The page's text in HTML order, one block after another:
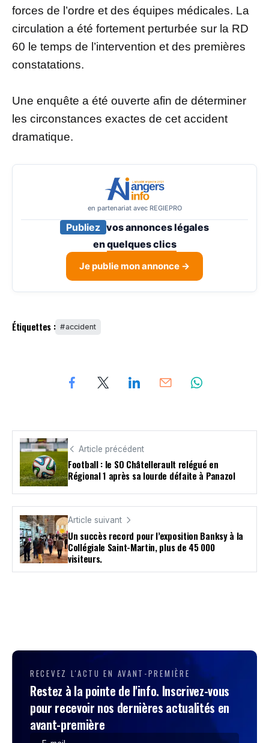
forces de l’ordre et des équipes médicales. La
circulation a été fortement perturbée sur la RD
60 le temps de l’intervention et des premières
constatations.
Une enquête a été ouverte afin de déterminer
les circonstances exactes de cet accident
dramatique.
en partenariat avec REGIEPRO
Publiez vos annonces légales
enquelques clics
Je publie mon annonce →
Étiquettes : accident
Article précédent
Football : le SO Châtellerault relégué en
Régional 1 après sa lourde défaite à Panazol
Article suivant
Un succès record pour l’exposition Banksy à la
Collégiale Saint-Martin, plus de 45 000
visiteurs.
RECEVEZ L'ACTU EN AVANT-PREMIÈRE
Restez à la pointe de l'info. Inscrivez-vous
pour recevoir nos dernières actualités en
avant-première